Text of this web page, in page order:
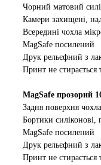
Чорний матовий
Камери захищені,
Всередині чохла
MagSafe посилений
Друк рельєфний з
Принт не стирається
MagSafe прозорий
Задня поверхня
Бортики силіконові,
MagSafe посилений
Друк рельєфний з
Принт не стирається